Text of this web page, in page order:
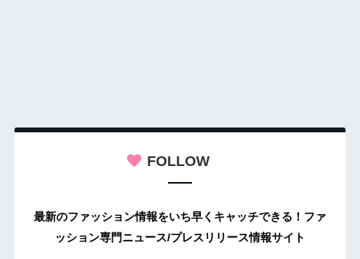
FOLLOW
最新のファッション情報をいち早くキャッチできる！ファ
ッション専門ニュース/プレスリリース情報サイト